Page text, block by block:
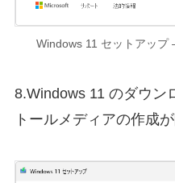
Windows 11 セットアップ
8.Windows 11 のダウン
トールメディアの作成